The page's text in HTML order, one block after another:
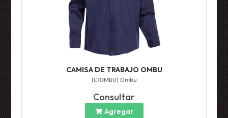
CAMISA DE TRABAJO OMBU
(CTOMBU) Ombu
Consultar
Agregar